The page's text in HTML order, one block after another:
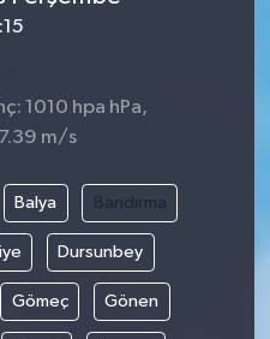
1010 hpa hPa,
m/s
Balya Bandırma
Dursunbey
Gömeç Gönen